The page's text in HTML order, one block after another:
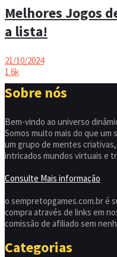
Melhores Jogos
a lista!
21/10/2024
1.6k
Sobre nós
Bem-vindo ao universo
Somos muito mais do que um
um grupo de mentes
intricados mundos virtuais e
Consulte Mais informação
o sempretopgames.com.br é
compra através de links em
comissão de afiliado sem
Categorias